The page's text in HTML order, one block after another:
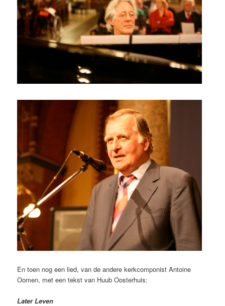
En toen nog een lied, van de andere kerkcomponist Antoine
Oomen, met een tekst van Huub Oosterhuis:
Later Leven